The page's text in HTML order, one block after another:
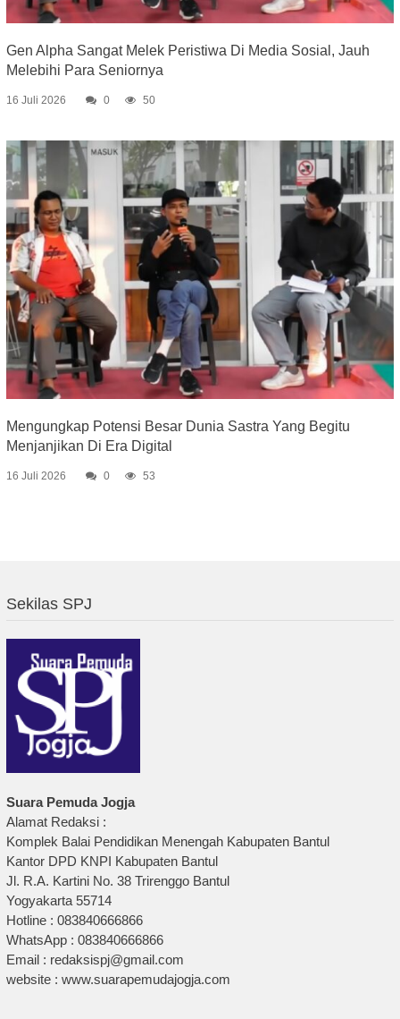
Gen Alpha Sangat Melek Peristiwa Di Media Sosial, Jauh
Melebihi Para Seniornya
16 Juli 2026 0 50
Mengungkap Potensi Besar Dunia Sastra Yang Begitu
Menjanjikan Di Era Digital
16 Juli 2026 0 53
Sekilas SPJ
Suara Pemuda Jogja
Alamat Redaksi :
Komplek Balai Pendidikan Menengah Kabupaten Bantul
Kantor DPD KNPI Kabupaten Bantul
Jl. R.A. Kartini No. 38 Trirenggo Bantul
Yogyakarta 55714
Hotline : 083840666866
WhatsApp : 083840666866
Email : redaksispj@gmail.com
website : www.suarapemudajogja.com